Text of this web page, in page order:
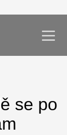
se po